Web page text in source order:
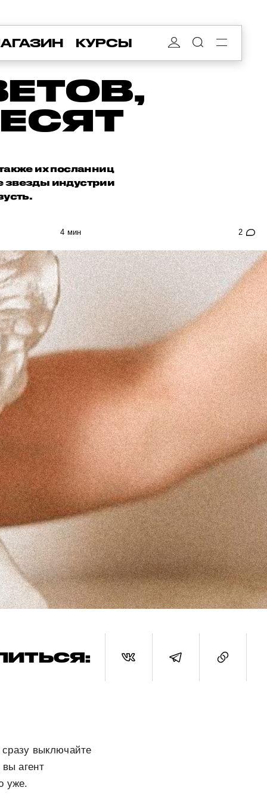
КУРСЫ
их посланниц
звезды индустрии
4 мин 2
выключайте
агент
уже.